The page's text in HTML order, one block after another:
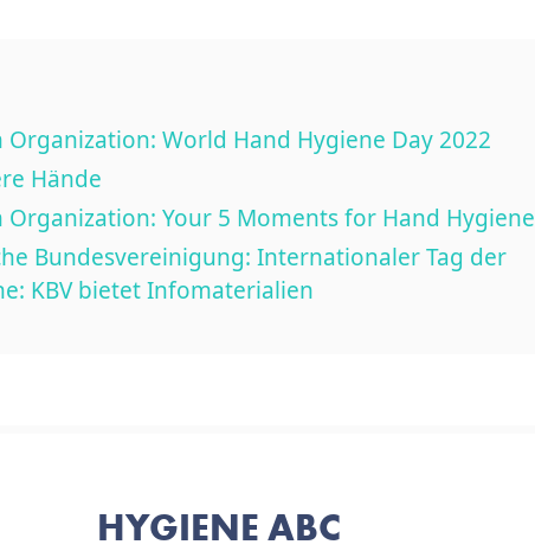
World Hand Hygiene Day 2022
Hände
Your 5 Moments for Hand Hygiene
Bundesvereinigung: Internationaler Tag der
KBV bietet Infomaterialien
HYGIENE ABC